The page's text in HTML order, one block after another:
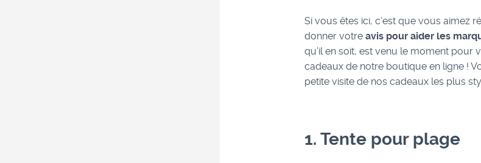
Si vous êtes ici, c’est que vous aimez
donner votre avis pour aider les
qu’il en soit, est venu le moment pour
cadeaux de notre boutique en ligne !
petite visite de nos cadeaux les plus
1. Tente pour plage